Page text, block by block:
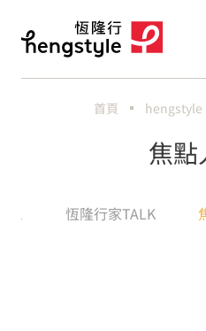
首頁 hengstyle
焦點
All 恆隆行家TALK